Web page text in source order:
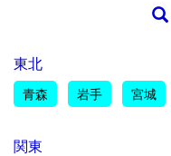
東北
青森 岩手 宮城
関東